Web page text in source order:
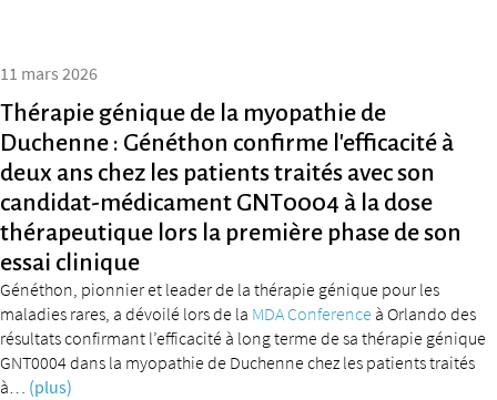
11 mars 2026
Thérapie génique de la myopathie de
Duchenne : Généthon confirme l’efficacité à
deux ans chez les patients traités avec son
candidat-médicament GNT0004 à la dose
thérapeutique lors la première phase de son
essai clinique
Généthon, pionnier et leader de la thérapie génique pour les
maladies rares, a dévoilé lors de la MDA Conference à Orlando des
résultats confirmant l’efficacité à long terme de sa thérapie génique
GNT0004 dans la myopathie de Duchenne chez les patients traités
à… (plus)